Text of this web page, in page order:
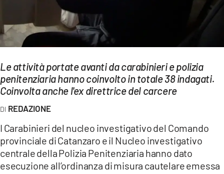
Streaming
LAC NETWORK
LaC
Network
LACPLAY.IT
Le attività portate avanti da carabinieri e polizia
penitenziaria hanno coinvolto in totale 38 indagati.
Coinvolta anche l'ex direttrice del carcere
REDAZIONE
I Carabinieri del nucleo investigativo del Comando
provinciale di Catanzaro e il Nucleo investigativo
centrale della Polizia Penitenziaria hanno dato
esecuzione all’ordinanza di misura cautelare emessa